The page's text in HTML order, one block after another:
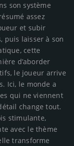
son système
assez
et subir
puis laisser à son
cette
d’aborder
le joueur arrive
Ici, le monde a
qui ne viennent
change tout.
stimulante,
avec le thème
transforme